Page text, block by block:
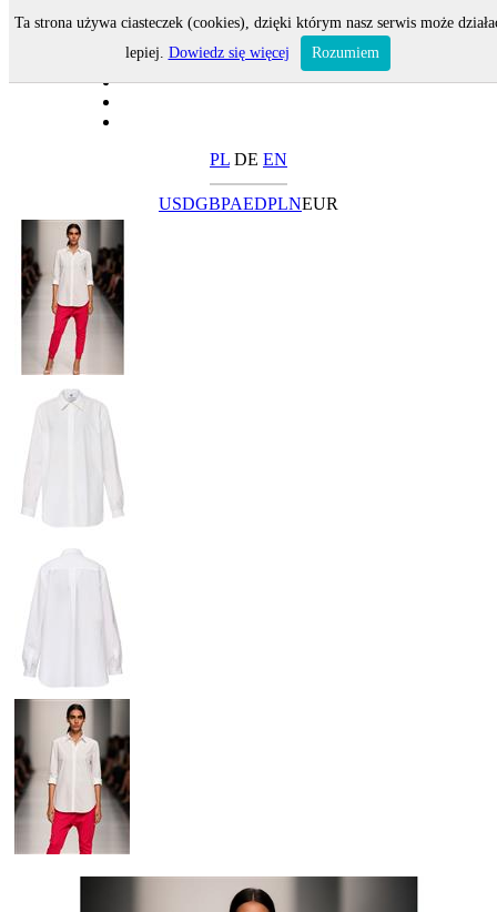
PL DE EN
USDGBPAEDPLNEUR
Ta strona używa ciasteczek (cookies), dzięki którym nasz serwis może
lepiej. Dowiedz się więcej Rozumiem